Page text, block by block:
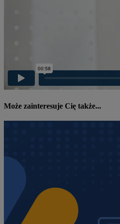
Może zainteresuje Cię także...